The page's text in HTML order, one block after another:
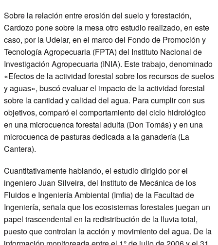
Sobre la relación entre erosión del suelo y forestación,
Cardozo pone sobre la mesa otro estudio realizado, en este
caso, por la Udelar, en el marco del Fondo de Promoción y
Tecnología Agropecuaria (FPTA) del Instituto Nacional de
Investigación Agropecuaria (INIA). Este trabajo, denominado
«Efectos de la actividad forestal sobre los recursos de suelos
y aguas», buscó evaluar el impacto de la actividad forestal
sobre la cantidad y calidad del agua. Para cumplir con sus
objetivos, comparó el comportamiento del ciclo hidrológico
en una microcuenca forestal adulta (Don Tomás) y en una
microcuenca de pasturas dedicada a la ganadería (La
Cantera).
Cuantitativamente hablando, el estudio dirigido por el
ingeniero Juan Silveira, del Instituto de Mecánica de los
Fluidos e Ingeniería Ambiental (Imfia) de la Facultad de
Ingeniería, señala que los ecosistemas forestales juegan un
papel trascendental en la redistribución de la lluvia total,
puesto que controlan la acción y movimiento del agua. De la